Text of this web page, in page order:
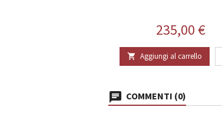
Prezzo
235,00 €
 Aggiungi al carrello
COMMENTI (0)